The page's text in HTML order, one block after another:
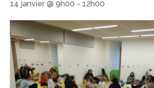
14 janvier @ 9h00 - 12h00